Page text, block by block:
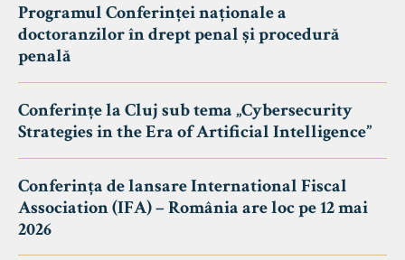
Programul Conferinței naționale a
doctoranzilor în drept penal și procedură
penală
Conferințe la Cluj sub tema „Cybersecurity
Strategies in the Era of Artificial Intelligence”
Conferința de lansare International Fiscal
Association (IFA) – România are loc pe 12 mai
2026